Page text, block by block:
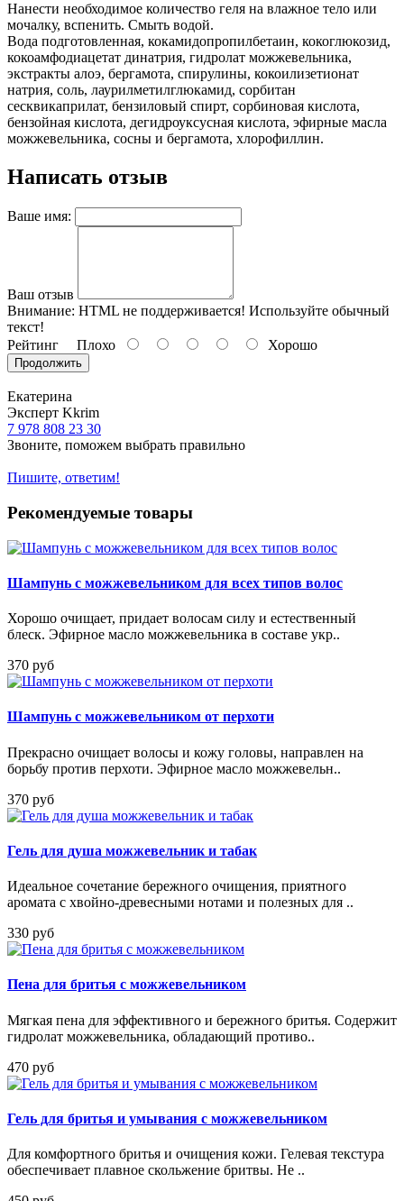
Нанести необходимое количество геля на влажное тело или
мочалку, вспенить. Смыть водой.
Вода подготовленная, кокамидопропилбетаин, кокоглюкозид,
кокоамфодиацетат динатрия, гидролат можжевельника,
экстракты алоэ, бергамота, спирулины, кокоилизетионат
натрия, соль, лаурилметилглюкамид, сорбитан
сесквикаприлат, бензиловый спирт, сорбиновая кислота,
бензойная кислота, дегидроуксусная кислота, эфирные масла
можжевельника, сосны и бергамота, хлорофиллин.
Написать отзыв
Ваше имя:
Ваш отзыв
Внимание: HTML не поддерживается! Используйте обычный
текст!
Рейтинг Плохо Хорошо
Продолжить
Екатерина
Эксперт Kkrim
7 978 808 23 30
Звоните, поможем выбрать правильно
Пишите, ответим!
Рекомендуемые товары
Шампунь с можжевельником для всех типов волос
Хорошо очищает, придает волосам силу и естественный
блеск. Эфирное масло можжевельника в составе укр..
370 руб
Шампунь с можжевельником от перхоти
Прекрасно очищает волосы и кожу головы, направлен на
борьбу против перхоти. Эфирное масло можжевельн..
370 руб
Гель для душа можжевельник и табак
Идеальное сочетание бережного очищения, приятного
аромата с хвойно-древесными нотами и полезных для ..
330 руб
Пена для бритья с можжевельником
Мягкая пена для эффективного и бережного бритья. Содержит
гидролат можжевельника, обладающий противо..
470 руб
Гель для бритья и умывания с можжевельником
Для комфортного бритья и очищения кожи. Гелевая текстура
обеспечивает плавное скольжение бритвы. Не ..